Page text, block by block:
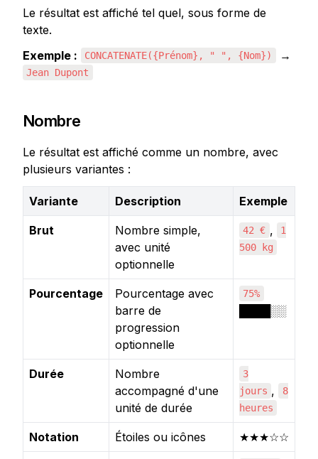
Le résultat est affiché tel quel, sous forme de
texte.
Exemple :
CONCATENATE({Prénom}, " ", {Nom}) →
Jean Dupont
Nombre
Le résultat est affiché comme un nombre, avec
plusieurs variantes :
Variante Description Exemple
Brut
Nombre simple,
avec unité
optionnelle
42 € ,
1
500 kg
Pourcentage
Pourcentage avec
barre de
progression
optionnelle
75%
████░░
Durée
Nombre
accompagné d'une
unité de durée
3
jours ,
8
heures
Notation Étoiles ou icônes ★★★☆☆